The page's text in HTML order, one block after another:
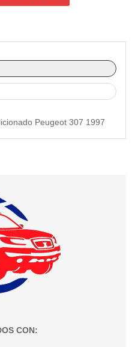
Peugeot 307 1997
CON: